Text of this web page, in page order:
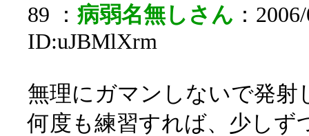
89 ： 病弱名無しさん ：
ID:uJBMlXrm
無理にガマンしないで発射
何度も練習すれば、少しず